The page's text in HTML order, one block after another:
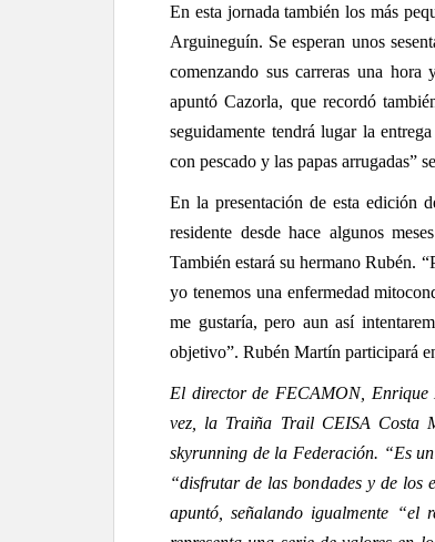
En esta jornada también los más
Arguineguín. Se esperan unos
comenzando sus carreras una
apuntó Cazorla, que recordó
seguidamente tendrá lugar la
con pescado y las papas arrugadas”
En la presentación de esta edición
residente desde hace algunos
También estará su hermano Rubén.
yo tenemos una enfermedad
me gustaría, pero aun así
objetivo”. Rubén Martín participará
El director de FECAMON, Enrique
vez, la Traiña Trail CEISA Costa
skyrunning de la Federación. “Es
“disfrutar de las bondades y de
apuntó, señalando igualmente “el